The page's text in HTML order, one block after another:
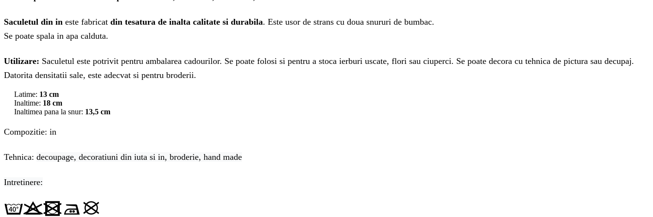
Saculetul din in este fabricat din tesatura de inalta calitate si durabila. Este usor de strans cu doua snururi de bumbac.
Se poate spala in apa calduta.
Utilizare: Saculetul este potrivit pentru ambalarea cadourilor. Se poate folosi si pentru a stoca ierburi uscate, flori sau ciuperci. Se poate decora cu tehnica de pictura sau decupaj.
Datorita densitatii sale, este adecvat si pentru broderii.
Latime: 13 cm
Inaltime: 18 cm
Inaltimea pana la snur: 13,5 cm
Compozitie: in
Tehnica: decoupage, decoratiuni din iuta si in, broderie, hand made
Intretinere: